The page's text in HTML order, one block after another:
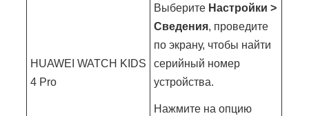
HUAWEI WATCH KIDS
4 Pro
Выберите Настройки >
Сведения, проведите
по экрану, чтобы найти
серийный номер
устройства.
Нажмите на опцию